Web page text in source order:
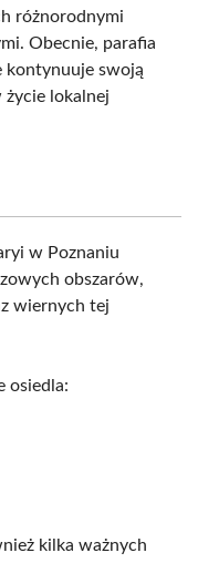
różnorodnymi
Obecnie, parafia
kontynuuje swoją
życie lokalnej
w Poznaniu
obszarów,
wiernych tej
osiedla:
kilka ważnych